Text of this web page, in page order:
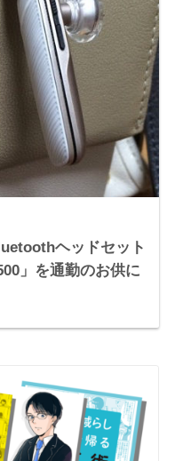
ヘッドセット
」を通勤のお供に